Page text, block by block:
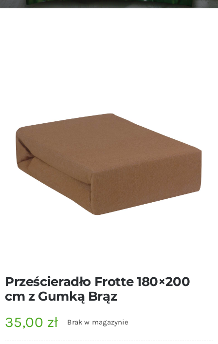
Prześcieradło Frotte 180×200
cm z Gumką Brąz
35,00 zł Brak w magazynie